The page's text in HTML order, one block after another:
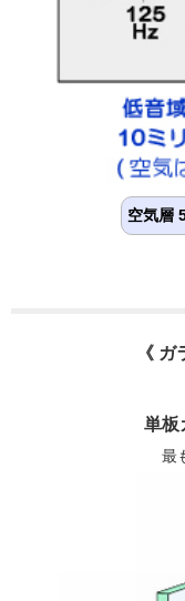
空気層
《
単板
最